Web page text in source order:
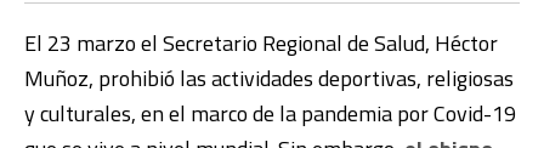
El 23 marzo el Secretario Regional de Salud, Héctor
Muñoz, prohibió las actividades deportivas, religiosas
y culturales, en el marco de la pandemia por Covid-19